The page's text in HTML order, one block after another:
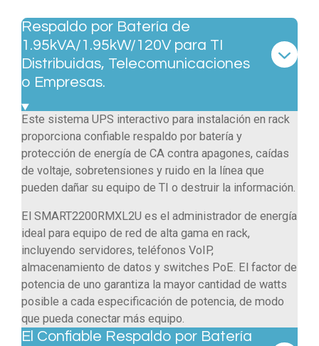
Respaldo por Batería de
1.95kVA/1.95kW/120V para TI
Distribuidas, Telecomunicaciones
o Empresas.
Este sistema UPS interactivo para instalación en rack
proporciona confiable respaldo por batería y
protección de energía de CA contra apagones, caídas
de voltaje, sobretensiones y ruido en la línea que
pueden dañar su equipo de TI o destruir la información.
El SMART2200RMXL2U es el administrador de energía
ideal para equipo de red de alta gama en rack,
incluyendo servidores, teléfonos VoIP,
almacenamiento de datos y switches PoE. El factor de
potencia de uno garantiza la mayor cantidad de watts
posible a cada especificación de potencia, de modo
que pueda conectar más equipo.
El Confiable Respaldo por Batería